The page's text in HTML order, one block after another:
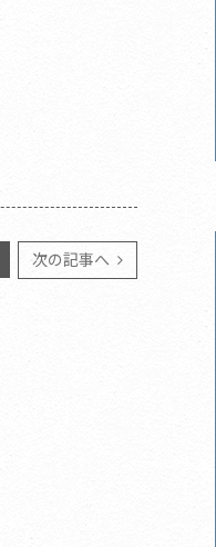
次の記事へ